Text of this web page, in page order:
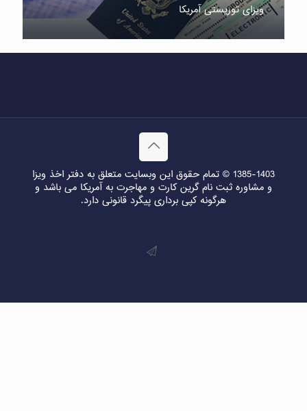
ویزای توریستی آمریکا
1385-1403 © تمام حقوق این وبسایت متعلق به دفتر اخذ ویزا
و مشاوره ثبت نام گرین کارت و مهاجرت به آمریکا می باشد و
هرگونه کپی برداری پیگرد قانونی دارد.